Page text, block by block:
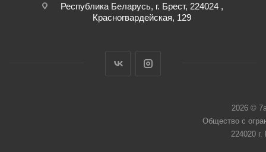
Республика Беларусь, г. Брест, 224024 ,
Красногвардейская, 129
2026 ©
Общество с
224020